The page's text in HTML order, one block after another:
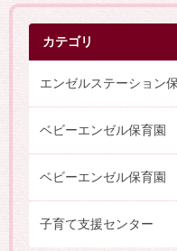
カテゴリ
エンゼルステーション
ベビーエンゼル保育園
ベビーエンゼル保育園
子育て支援センター